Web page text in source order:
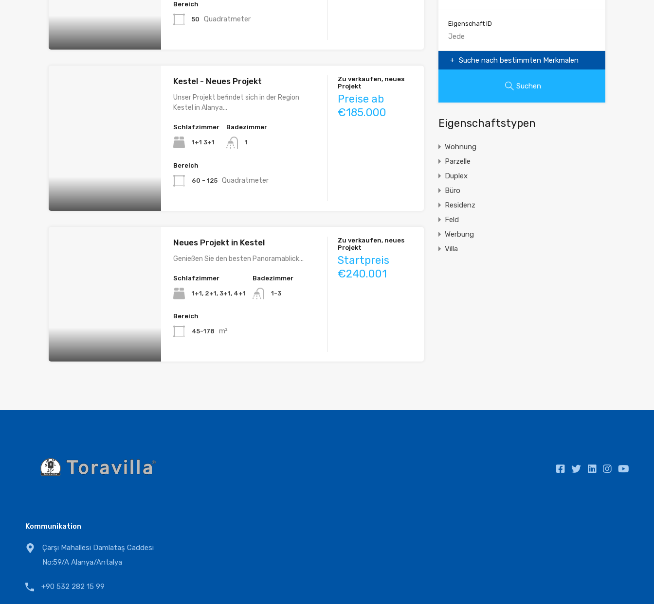
Bereich
50 Quadratmeter
Kestel - Neues Projekt
Unser Projekt befindet sich in der Region
Kestel in Alanya...
Schlafzimmer
1+1 3+1
Badezimmer
1
Bereich
60 - 125 Quadratmeter
Zu verkaufen, neues
Projekt
Preise ab
€185.000
Neues Projekt in Kestel
Genießen Sie den besten Panoramablick...
Schlafzimmer
1+1, 2+1, 3+1, 4+1
Badezimmer
1-3
Bereich
45-178 m²
Zu verkaufen, neues
Projekt
Startpreis
€240.001
Eigenschaft ID
Suche nach bestimmten Merkmalen
Suchen
Eigenschaftstypen
Wohnung
Parzelle
Duplex
Büro
Residenz
Feld
Werbung
Villa
Kommunikation
Çarşı Mahallesi Damlataş Caddesi
No:59/A Alanya/Antalya
+90 532 282 15 99